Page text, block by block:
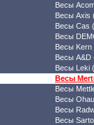
Весы
Весы Axis
Весы Cas
Весы
Весы Kern
Весы A&D
Весы Leki
Весы
Весы
Весы
Весы
Весы